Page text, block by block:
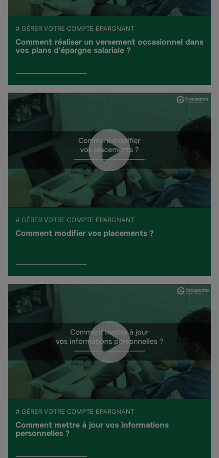
# GÉRER VOTRE COMPTE ÉPARGNANT
Comment réaliser un versement occasionnel dans
vos plans d'épargne salariale ?
# GÉRER VOTRE COMPTE ÉPARGNANT
Comment modifier vos placements ?
# GÉRER VOTRE COMPTE ÉPARGNANT
Comment mettre à jour vos informations
personnelles ?